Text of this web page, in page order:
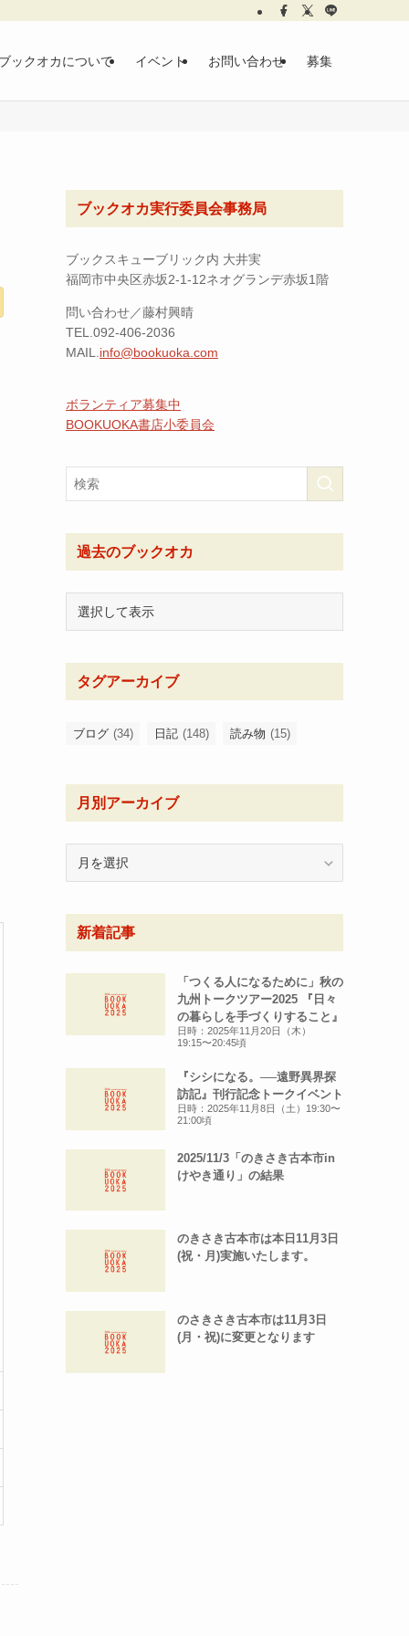
ブックオカについて イベント お問い合わせ 募集
ブックオカ実行委員会事務局
ブックスキューブリック内 大井実
福岡市中央区赤坂2-1-12ネオグランデ赤坂1階
問い合わせ／藤村興晴
TEL.092-406-2036
MAIL. info@bookuoka.com
ボランティア募集中
BOOKUOKA書店小委員会
過去のブックオカ
タグアーカイブ
ブログ (34) 日記 (148) 読み物 (15)
月別アーカイブ
ー
イ
ブ
新着記事
「つくる人になるために」秋の
九州トークツアー2025 『日々
の暮らしを手づくりすること』
日時：2025年11月20日（木）
19:15〜20:45頃
『シシになる。──遠野異界探
訪記』刊行記念トークイベント
日時：2025年11月8日（土）19:30〜
21:00頃
2025/11/3「のきさき古本市in
けやき通り」の結果
のきさき古本市は本日11月3日
(祝・月)実施いたします。
のさきさき古本市は11月3日
(月・祝)に変更となります